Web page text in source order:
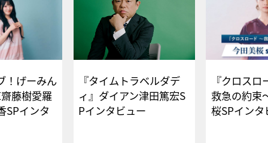
！げーみん
藤樹愛羅
SPインタ
『タイムトラベルダデ
ィ』ダイアン津田篤宏S
Pインタビュー
『クロス
救急の約束
桜SPイ